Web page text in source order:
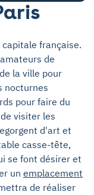
française.
de
la ville pour
nocturnes
pour faire du
visiter les
d'art et
casse-tête,
se font désirer et
un emplacement
de réaliser